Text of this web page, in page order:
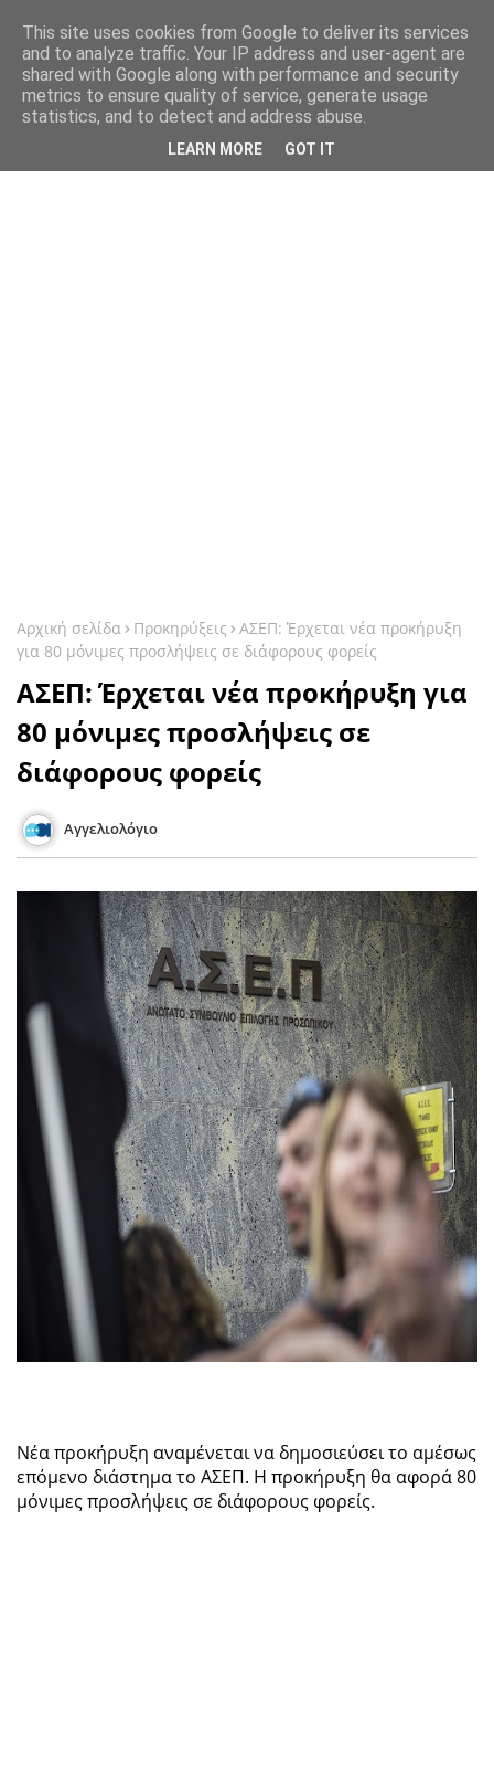
Αρχική σελίδα Προκηρύξεις
ΑΣΕΠ: Έρχεται νέα προκήρυξη
για 80 μόνιμες προσλήψεις σε διάφορους φορείς
ΑΣΕΠ: Έρχεται νέα προκήρυξη για
80 μόνιμες προσλήψεις σε
διάφορους φορείς
Αγγελιολόγιο
Nέα προκήρυξη αναμένεται να δημοσιεύσει το αμέσως
επόμενο διάστημα το ΑΣΕΠ. Η προκήρυξη θα αφορά 80
μόνιμες προσλήψεις σε διάφορους φορείς.
This site uses cookies from Google to deliver its services
and to analyze traffic. Your IP address and user-agent are
shared with Google along with performance and security
metrics to ensure quality of service, generate usage
statistics, and to detect and address abuse.
LEARN MORE GOT IT